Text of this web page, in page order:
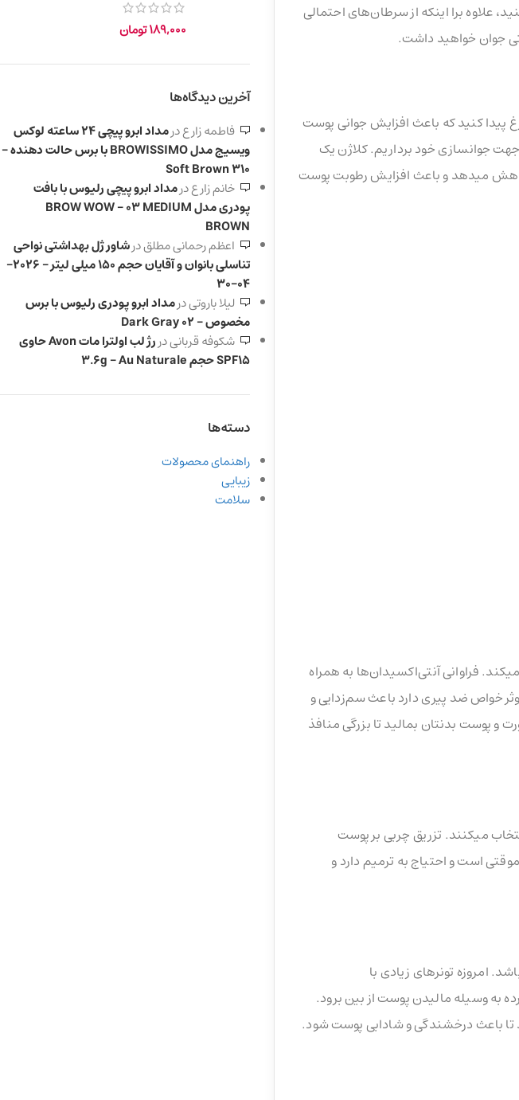
علاوه برا اینکه از سرطان‌های احتمالی
جوان خواهید داشت.
پیدا کنید که باعث افزایش جوانی پوست
جهت جوانسازی خود برداریم. کلاژن یک
میدهد و باعث افزایش رطوبت پوست
فراوانی آنتی‌اکسیدان‌ها به همراه
خواص ضد پیری دارد باعث سم‌زدایی و
و پوست بدنتان بمالید تا بزرگی منافذ
میکنند. تزریق چربی بر پوست
است و احتیاج به ترمیم دارد و
امروزه تونرهای زیادی با
به وسیله مالیدن پوست از بین برود.
تا باعث درخشندگی و شادابی پوست شود.
189,000تومان
آخرین دیدگاه‌ها
فاطمه زارعدر
مداد ابرو پیچی 24 ساعته لوکس
ویسیج مدل BROWISSIMO با برس حالت دهنده –
310 Soft Brown
خانم زارعدرمداد ابرو پیچی رلیوس با بافت
پودری مدل BROW WOW – 03 MEDIUM
BROWN
اعظم رحمانی مطلقدرشاور ژل بهداشتی نواحی
تناسلی بانوان و آقایان حجم 150 میلی لیتر – 2026-
04-30
لیلا باروتیدرمداد ابرو پودری رلیوس با برس
مخصوص – 02 Dark Gray
شکوفه قربانیدر
رژ لب اولترا مات Avon حاوی
SPF15 حجم 3.6g – Au Naturale
دسته‌ها
راهنمای محصولات
زیبایی
سلامت